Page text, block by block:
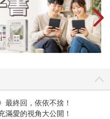
最終回，依依不捨！
滿愛的視角大公開！